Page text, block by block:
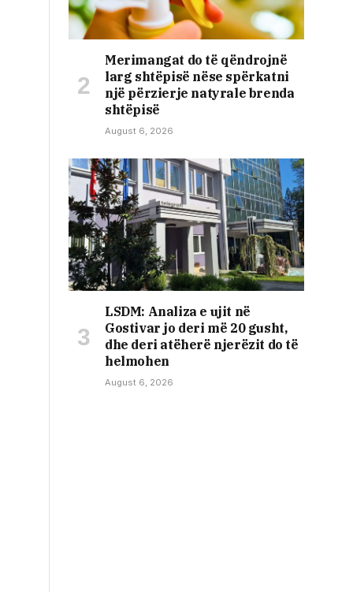
Merimangat do të qëndrojnë
larg shtëpisë nëse spërkatni
një përzierje natyrale brenda
shtëpisë
August 6, 2026
LSDM: Analiza e ujit në
Gostivar jo deri më 20 gusht,
dhe deri atëherë njerëzit do të
helmohen
August 6, 2026